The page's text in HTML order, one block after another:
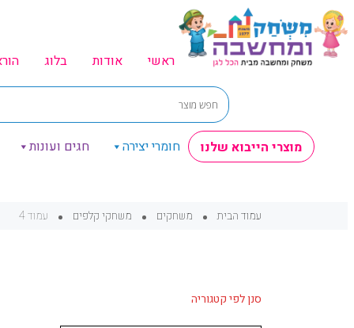
ראשי אודות בלוג
מוצרי הייבוא שלנו חומרי יצירה חגים ועונות
עמוד הבית משחקים משחקי קלפים עמוד 4
סנן לפי קטגוריה